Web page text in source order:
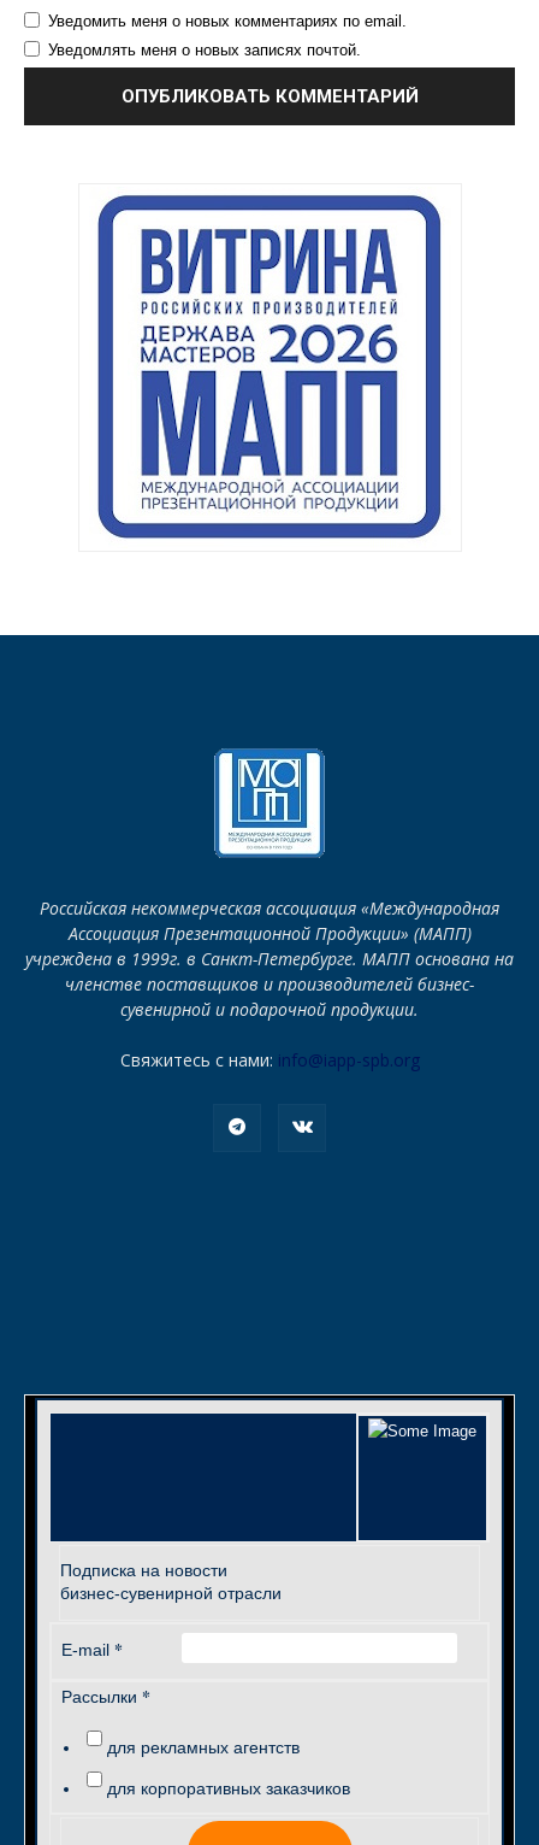
Уведомить меня о новых комментариях по email.
Уведомлять меня о новых записях почтой.
Российская некоммерческая ассоциация «Международная
Ассоциация Презентационной Продукции» (МАПП)
учреждена в 1999г. в Санкт-Петербурге. МАПП основана на
членстве поставщиков и производителей бизнес-
сувенирной и подарочной продукции.
Свяжитесь с нами: info@iapp-spb.org
Подписка на новости
бизнес-сувенирной отрасли
E-mail *
Рассылки *
для рекламных агентств
для корпоративных заказчиков